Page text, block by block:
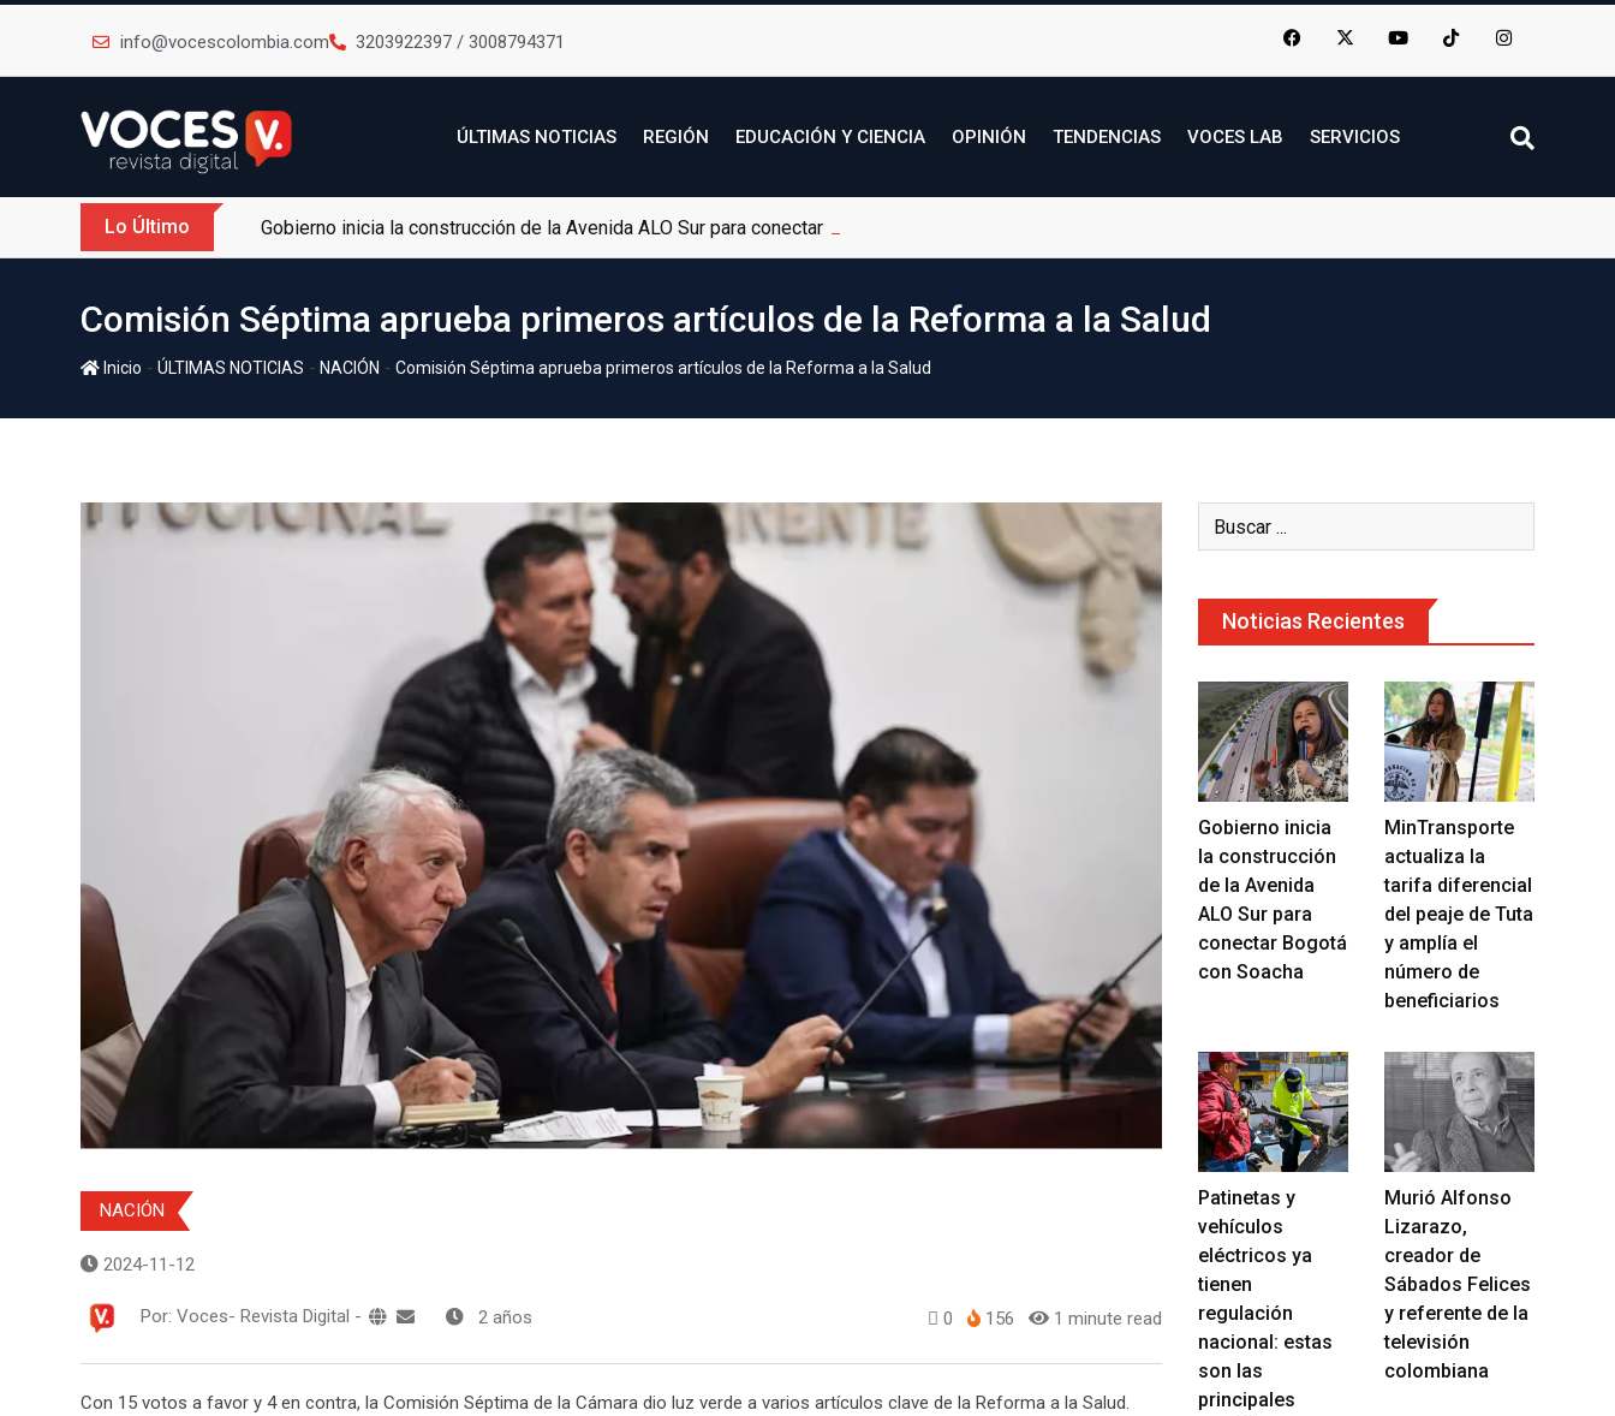
info@vocescolombia.com 3203922397 / 3008794371
ÚLTIMAS NOTICIAS REGIÓN EDUCACIÓN Y CIENCIA OPINIÓN TENDENCIAS VOCES LAB SERVICIOS
Lo Último Gobierno inicia la construcción de la Avenida ALO Sur para conectar Bogotá con Soacha
Comisión Séptima aprueba primeros artículos de la Reforma a la Salud
Inicio - ÚLTIMAS NOTICIAS - NACIÓN - Comisión Séptima aprueba primeros artículos de la Reforma a la Salud
NACIÓN
2024-11-12
Por: Voces- Revista Digital - 2 años 0 156 1 minute read
Con 15 votos a favor y 4 en contra, la Comisión Séptima de la Cámara dio luz verde a varios artículos clave de la Reforma a la Salud.
Noticias Recientes
Gobierno inicia
la construcción
de la Avenida
ALO Sur para
conectar Bogotá
con Soacha
MinTransporte
actualiza la
tarifa diferencial
del peaje de Tuta
y amplía el
número de
beneficiarios
Patinetas y
vehículos
eléctricos ya
tienen
regulación
nacional: estas
son las
principales
Murió Alfonso
Lizarazo,
creador de
Sábados Felices
y referente de la
televisión
colombiana